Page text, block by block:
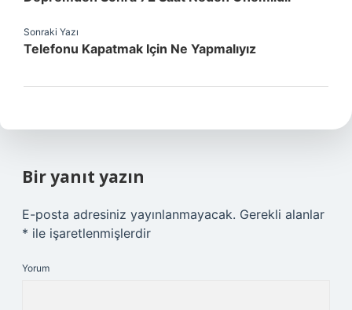
Sonraki Yazı
Telefonu Kapatmak Için Ne Yapmalıyız
Bir yanıt yazın
E-posta adresiniz yayınlanmayacak. Gerekli alanlar
* ile işaretlenmişlerdir
Yorum